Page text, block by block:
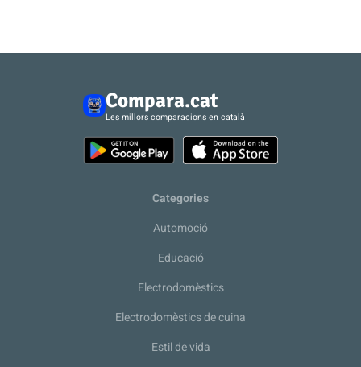
Compara.cat
Les millors comparacions en català
Categories
Automoció
Educació
Electrodomèstics
Electrodomèstics de cuina
Estil de vida